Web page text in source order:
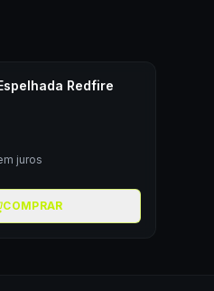
Redfire
juros
COMPRAR